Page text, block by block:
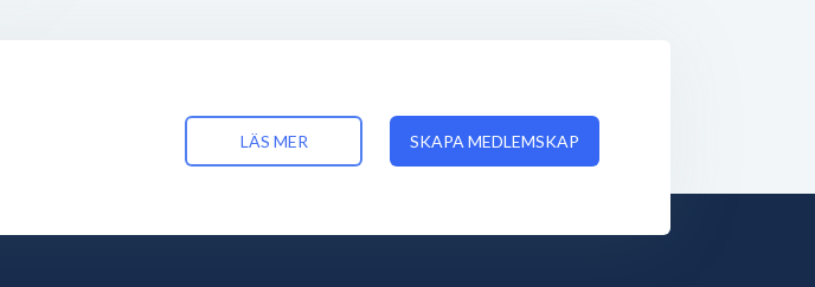
LÄS MER SKAPA MEDLEMSKAP